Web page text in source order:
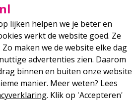
lijken helpen we je beter en
werkt de website goed. Ze
maken we de website elke dag
advertenties zien. Daarom
binnen en buiten onze website
manier. Meer weten? Lees
. Klik op 'Accepteren'